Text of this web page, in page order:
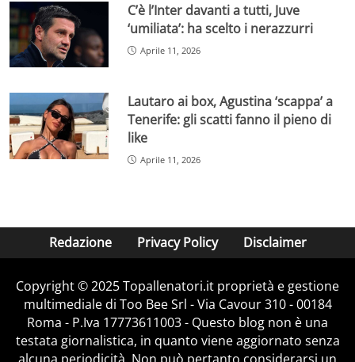
C’è l’Inter davanti a tutti, Juve
‘umiliata’: ha scelto i nerazzurri
Aprile 11, 2026
Lautaro ai box, Agustina ‘scappa’ a
Tenerife: gli scatti fanno il pieno di
like
Aprile 11, 2026
Redazione Privacy Policy Disclaimer
Copyright © 2025 Topallenatori.it proprietà e gestione
multimediale di Too Bee Srl - Via Cavour 310 - 00184
Roma - P.Iva 17773611003 - Questo blog non è una
testata giornalistica, in quanto viene aggiornato senza